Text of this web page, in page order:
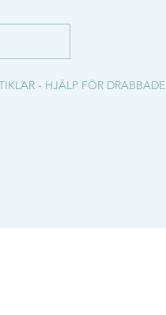
- HJÄLP FÖR DRABBADE